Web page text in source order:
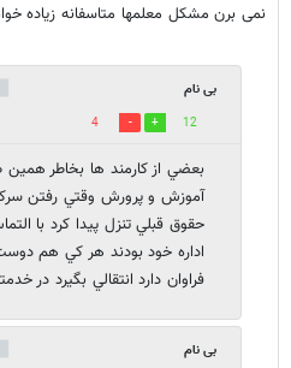
نمی برن مشکل معلمها متاسفانه زیاده
بی نام
12
4
بعضي از كارمند ها بخاطر همين
آموزش و پرورش وقتي رفتن
حقوق قبلي تنزل پيدا كرد با
اداره خود بودند هر كي هم
فراوان دارد انتقالي بگيرد در
بی نام